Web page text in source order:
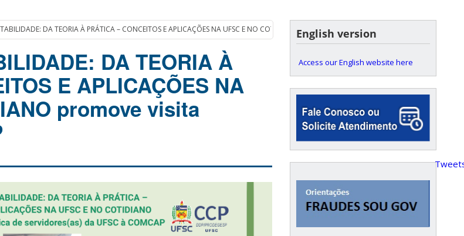
DA TEORIA À PRÁTICA – CONCEITOS E APLICAÇÕES NA UFSC E NO COTIDIANO promove visita técnica à COMCAP
DA TEORIA À
E APLICAÇÕES NA
promove visita
English version
Access our English website here